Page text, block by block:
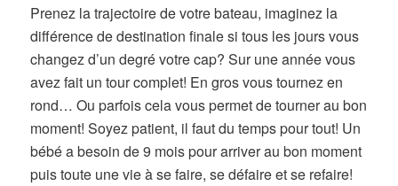
Prenez la trajectoire de votre bateau, imaginez la
différence de destination finale si tous les jours vous
changez d’un degré votre cap? Sur une année vous
avez fait un tour complet! En gros vous tournez en
rond… Ou parfois cela vous permet de tourner au bon
moment! Soyez patient, il faut du temps pour tout! Un
bébé a besoin de 9 mois pour arriver au bon moment
puis toute une vie à se faire, se défaire et se refaire!